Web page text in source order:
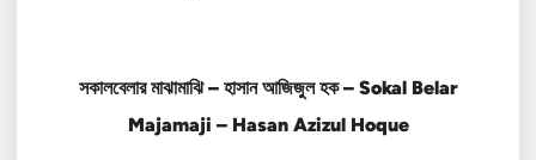
সকালবেলার মাঝামাঝি – হাসান আজিজুল হক – Sokal Belar
Majamaji – Hasan Azizul Hoque